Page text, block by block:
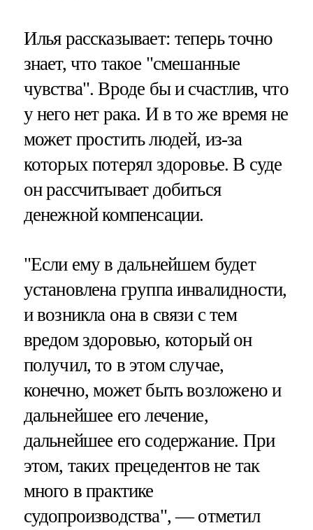
Илья рассказывает: теперь точно
знает, что такое "смешанные
чувства". Вроде бы и счастлив, что
у него нет рака. И в то же время не
может простить людей, из-за
которых потерял здоровье. В суде
он рассчитывает добиться
денежной компенсации.
"Если ему в дальнейшем будет
установлена группа инвалидности,
и возникла она в связи с тем
вредом здоровью, который он
получил, то в этом случае,
конечно, может быть возложено и
дальнейшее его лечение,
дальнейшее его содержание. При
этом, таких прецедентов не так
много в практике
судопроизводства", — отметил